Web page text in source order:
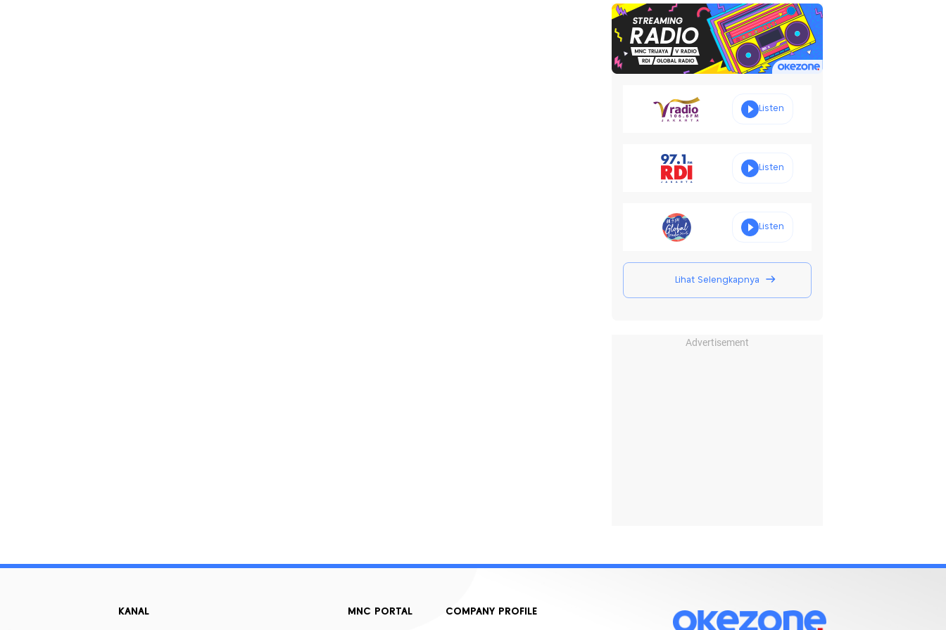
Listen
Listen
Listen
Lihat Selengkapnya
Advertisement
KANAL MNC PORTAL COMPANY PROFILE